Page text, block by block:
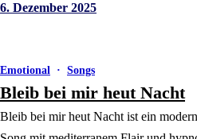
6. Dezember 2025
Emotional · Songs
Bleib bei mir heut Nacht
Bleib bei mir heut Nacht ist ein